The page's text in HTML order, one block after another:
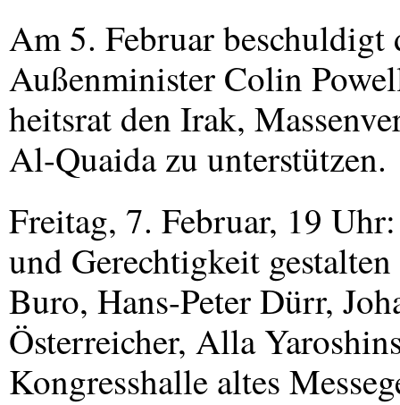
Am 5. Februar beschuldigt
Außenminister Colin
heitsrat den Irak,
Al-Quaida zu unterstützen.
Freitag, 7. Februar, 19
und Gerechtigkeit
Buro, Hans-Peter Dürr,
Österreicher, Alla
Kongresshalle altes